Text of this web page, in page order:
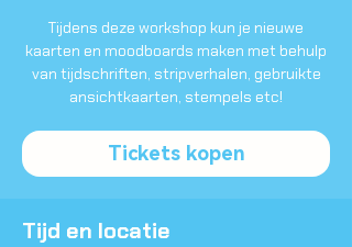
Tijdens deze workshop kun je nieuwe
kaarten en moodboards maken met behulp
van tijdschriften, stripverhalen, gebruikte
ansichtkaarten, stempels etc!
Tickets kopen
Tijd en locatie